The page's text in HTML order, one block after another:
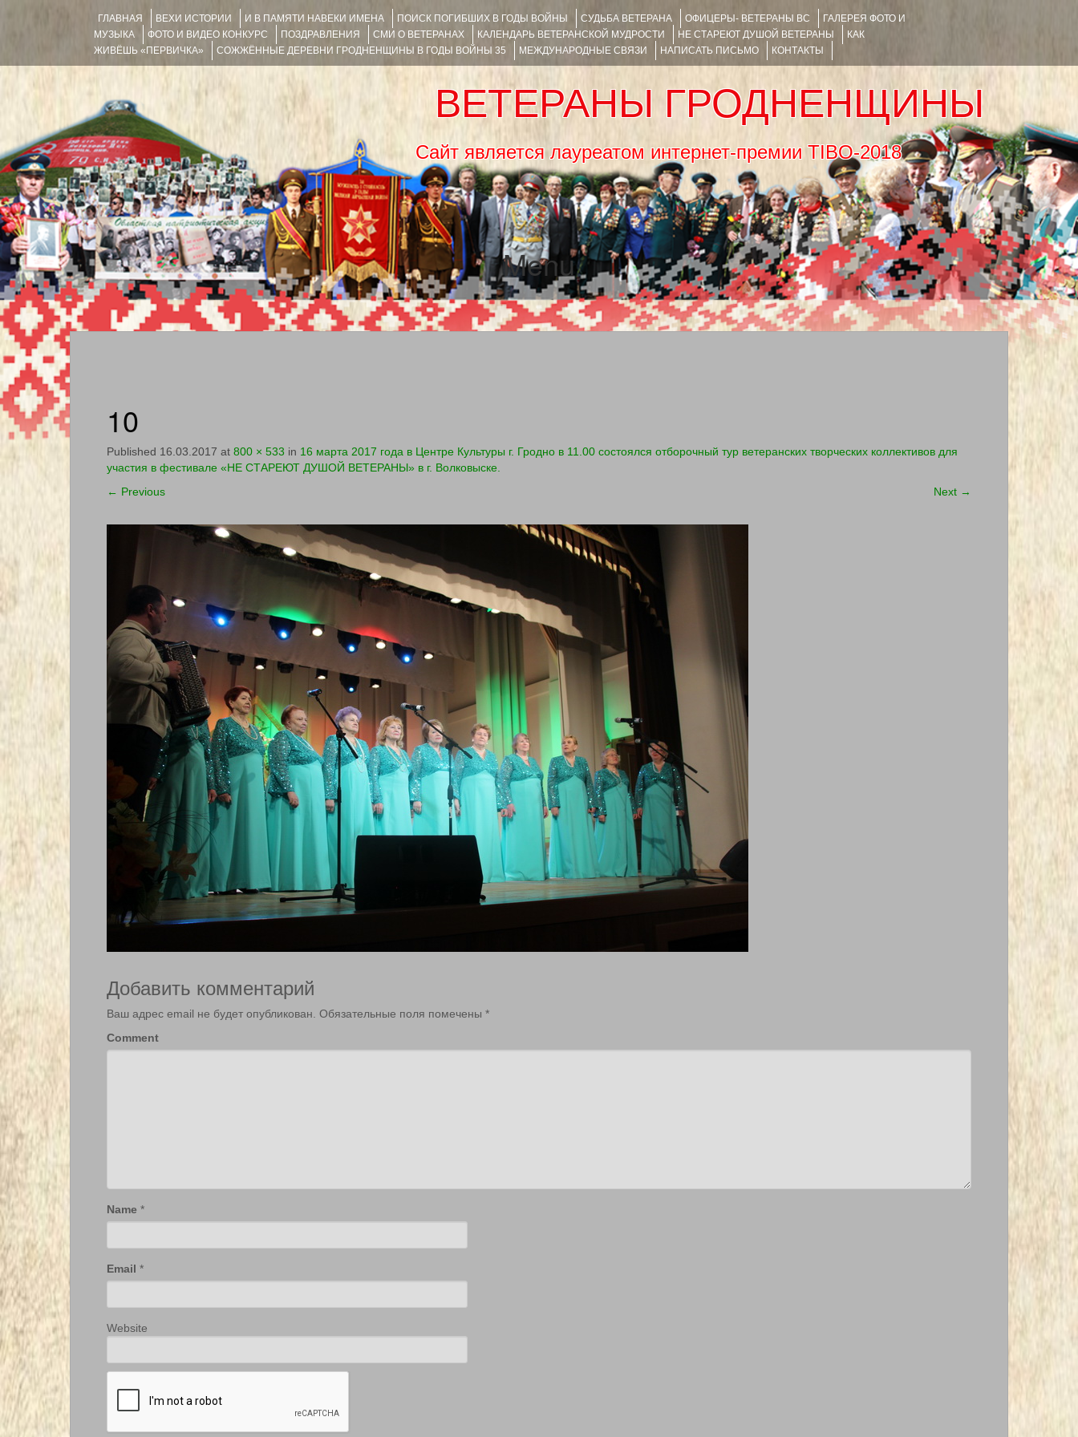
ГЛАВНАЯ ВЕХИ ИСТОРИИ И В ПАМЯТИ НАВЕКИ ИМЕНА ПОИСК ПОГИБШИХ В ГОДЫ ВОЙНЫ СУДЬБА ВЕТЕРАНА ОФИЦЕРЫ- ВЕТЕРАНЫ ВС
ГАЛЕРЕЯ ФОТО И
МУЗЫКА
ФОТО И ВИДЕО КОНКУРС ПОЗДРАВЛЕНИЯ СМИ О ВЕТЕРАНАХ КАЛЕНДАРЬ ВЕТЕРАНСКОЙ МУДРОСТИ НЕ СТАРЕЮТ ДУШОЙ ВЕТЕРАНЫ
КАК
ЖИВЁШЬ «ПЕРВИЧКА»
СОЖЖЁННЫЕ ДЕРЕВНИ ГРОДНЕНЩИНЫ В ГОДЫ ВОЙНЫ 35 МЕЖДУНАРОДНЫЕ СВЯЗИ НАПИСАТЬ ПИСЬМО КОНТАКТЫ
ВЕТЕРАНЫ ГРОДНЕНЩИНЫ
Сайт является лауреатом интернет-премии TIBO-2018
Menu
SKIP TO CONTENT
10
Published 16.03.2017 at 800 × 533 in 16 марта 2017 года в Центре Культуры г. Гродно в 11.00 состоялся отборочный тур ветеранских творческих коллективов для
участия в фестивале «НЕ СТАРЕЮТ ДУШОЙ ВЕТЕРАНЫ» в г. Волковыске.
← Previous Next →
Добавить комментарий
Ваш адрес email не будет опубликован. Обязательные поля помечены *
Comment
Name *
Email *
Website